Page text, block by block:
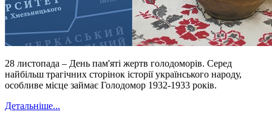
28 листопада – День пам'яті жертв голодоморів. Серед
найбільш трагічних сторінок історії українського народу,
особливе місце займає Голодомор 1932-1933 років.
Детальніше...